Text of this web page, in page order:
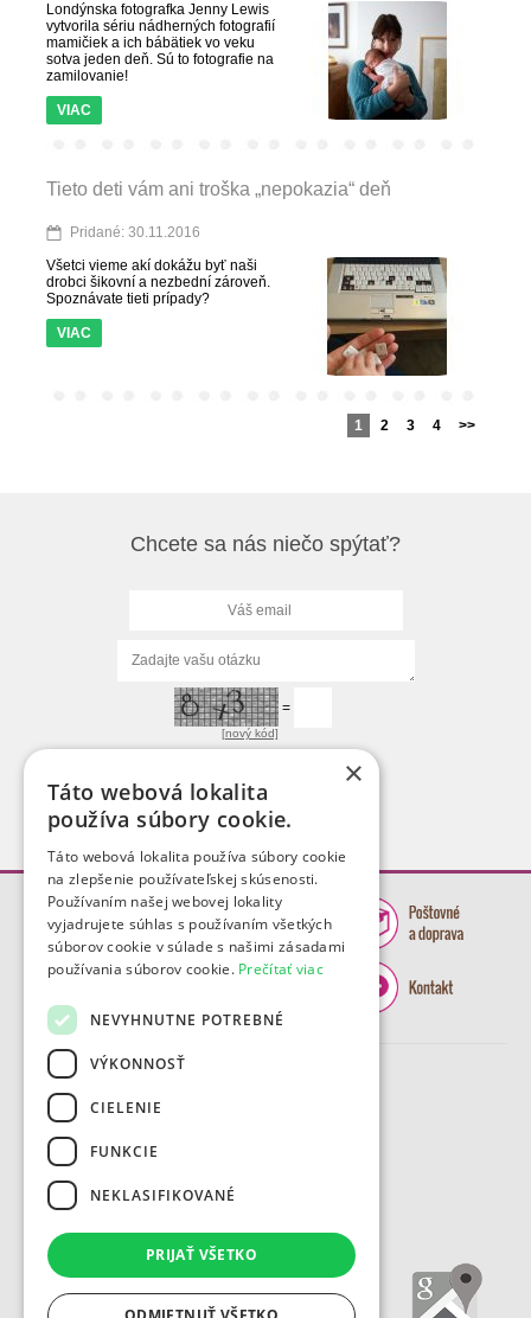
Londýnska fotografka Jenny Lewis
vytvorila sériu nádherných fotografií
mamičiek a ich bábätiek vo veku
sotva jeden deň. Sú to fotografie na
zamilovanie!
VIAC
Tieto deti vám ani troška „nepokazia“ deň
Pridané: 30.11.2016
Všetci vieme akí dokážu byť naši
drobci šikovní a nezbední zároveň.
Spoznávate tieti prípady?
VIAC
1 2 3 4 >>
Chcete sa nás niečo spýtať?
[nový kód]
=
×
Táto webová lokalita
používa súbory cookie.
Táto webová lokalita používa súbory cookie
na zlepšenie používateľskej skúsenosti.
Používaním našej webovej lokality
vyjadrujete súhlas s používaním všetkých
súborov cookie v súlade s našimi zásadami
používania súborov cookie. Prečítať viac
NEVYHNUTNE POTREBNÉ
VÝKONNOSŤ
CIELENIE
FUNKCIE
NEKLASIFIKOVANÉ
PRIJAŤ VŠETKO